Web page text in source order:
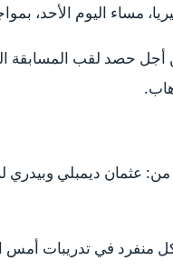
مساء اليوم الأحد،
حصد لقب المسابقة
عثمان ديمبلي وبيدري
في تدريبات أمس